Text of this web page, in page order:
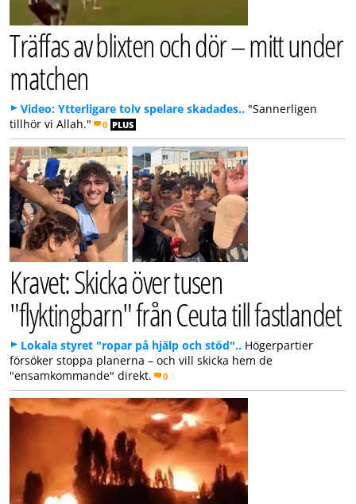
Träffas av blixten och dör – mitt under
matchen
Video: Ytterligare tolv spelare skadades.. "Sannerligen
tillhör vi Allah."
0 PLUS
Kravet: Skicka över tusen
"flyktingbarn" från Ceuta till fastlandet
Lokala styret "ropar på hjälp och stöd".. Högerpartier
försöker stoppa planerna – och vill skicka hem de
"ensamkommande" direkt.
0